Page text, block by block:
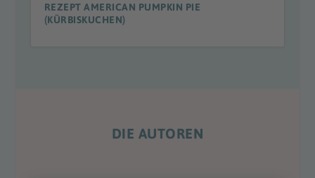
REZEPT AMERICAN PUMPKIN PIE
(KÜRBISKUCHEN)
DIE AUTOREN